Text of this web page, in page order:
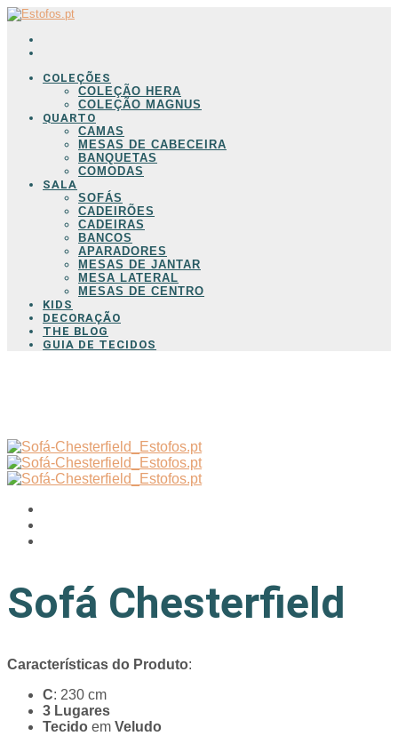
COLEÇÕES
COLEÇÃO HERA
COLEÇÃO MAGNUS
QUARTO
CAMAS
MESAS DE CABECEIRA
BANQUETAS
COMODAS
SALA
SOFÁS
CADEIRÕES
CADEIRAS
BANCOS
APARADORES
MESAS DE JANTAR
MESA LATERAL
MESAS DE CENTRO
KIDS
DECORAÇÃO
THE BLOG
GUIA DE TECIDOS
Sofá Chesterfield
Características do Produto:
C: 230 cm
3 Lugares
Tecido em Veludo